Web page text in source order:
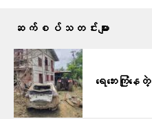
ဆက်စပ်သတင်းများ
ရေဘေးကြုံ